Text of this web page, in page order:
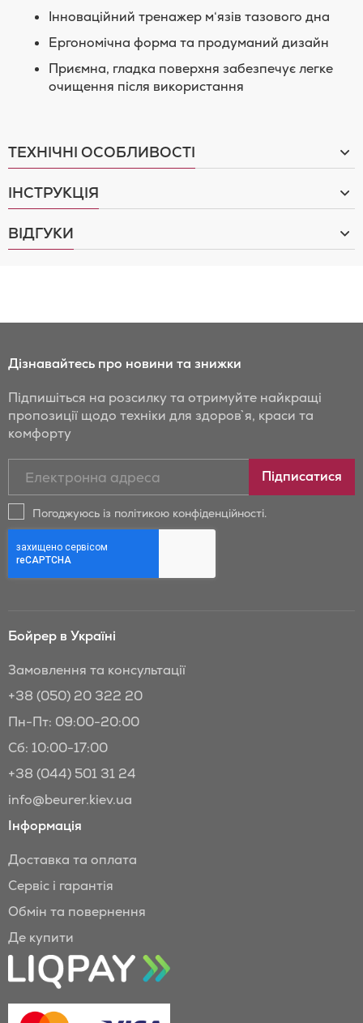
Iнновацiйний тренажер м‘язiв тазового дна
Ергономiчна форма та продуманий дизайн
Приємна, гладка поверхня забезпечує легке
очищення після використання
ТЕХНІЧНІ ОСОБЛИВОСТІ
ІНСТРУКЦІЯ
ВІДГУКИ
Дізнавайтесь про новини та знижки
Підпишіться на розсилку та отримуйте найкращі
пропозиції щодо техніки для здоров`я, краси та
комфорту
новини
та
Бойрер:
Підписатися
Погоджуюсь із політикою конфіденційності.
Бойрер в Україні
Замовлення та консультації
+38 (050) 20 322 20
Пн-Пт: 09:00-20:00
Сб: 10:00-17:00
+38 (044) 501 31 24
info@beurer.kiev.ua
Інформація
Доставка та оплата
Сервіс і гарантія
Обмін та повернення
Де купити